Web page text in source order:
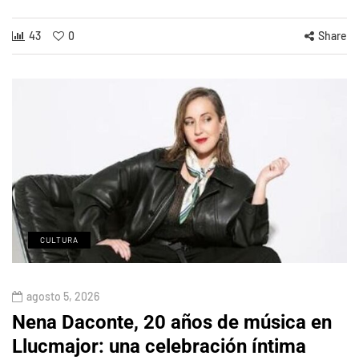
43 0 Share
CULTURA
agosto 5, 2026
Nena Daconte, 20 años de música en
Llucmajor: una celebración íntima